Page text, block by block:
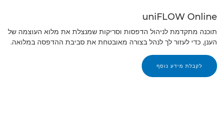
uniFLOW Online
תוכנה מתקדמת לניהול הדפסות וסריקות שמנצלת את מלוא העוצמה של
הענן, כדי לעזור לך לנהל בצורה מאובטחת את סביבת ההדפסה במלואה.
לקבלת מידע נוסף